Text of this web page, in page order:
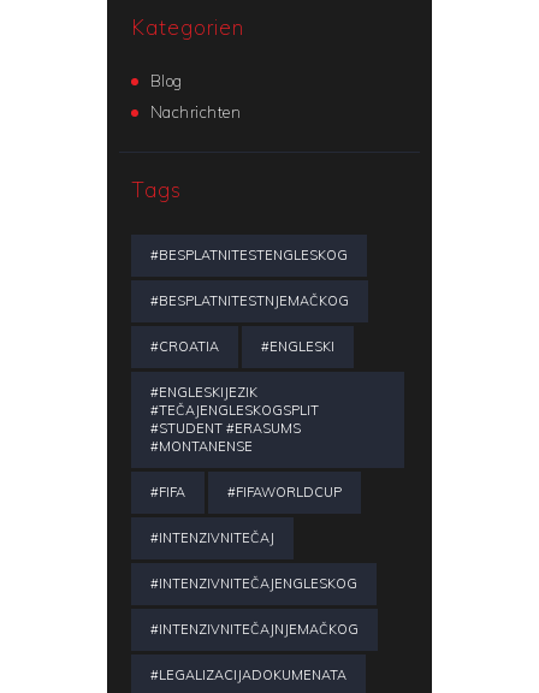
Kategorien
Blog
Nachrichten
Tags
#BESPLATNITESTENGLESKOG
#BESPLATNITESTNJEMAČKOG
#CROATIA #ENGLESKI
#ENGLESKIJEZIK
#TEČAJENGLESKOGSPLIT
#STUDENT #ERASUMS
#MONTANENSE
#FIFA #FIFAWORLDCUP
#INTENZIVNITEČAJ
#INTENZIVNITEČAJENGLESKOG
#INTENZIVNITEČAJNJEMAČKOG
#LEGALIZACIJADOKUMENATA